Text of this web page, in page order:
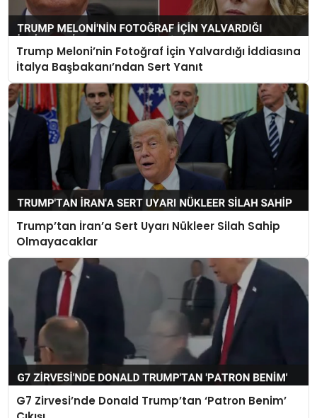
Trump Meloni’nin Fotoğraf İçin Yalvardığı İddiasına
İtalya Başbakanı’ndan Sert Yanıt
Trump’tan İran’a Sert Uyarı Nükleer Silah Sahip
Olmayacaklar
G7 Zirvesi’nde Donald Trump’tan ‘Patron Benim’